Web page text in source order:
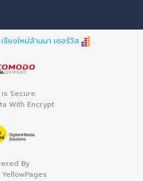
ยงใหม่ล้านนา เซอร์วิส
Secure
With Encrypt
By